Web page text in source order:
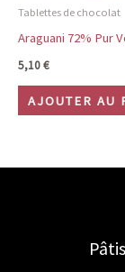
Tablettes de chocolat
Araguani 72% Pur
5,10€
AJOUTER AU